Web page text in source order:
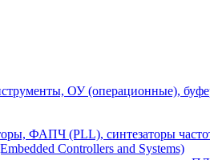
ОУ (операционные),
ФАПЧ (PLL), синтезаторы
Controllers and Systems)